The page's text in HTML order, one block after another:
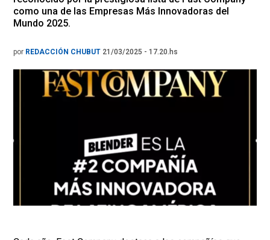
como una de las Empresas Más Innovadoras del
Mundo 2025.
por REDACCIÓN CHUBUT 21/03/2025 - 17.20.hs